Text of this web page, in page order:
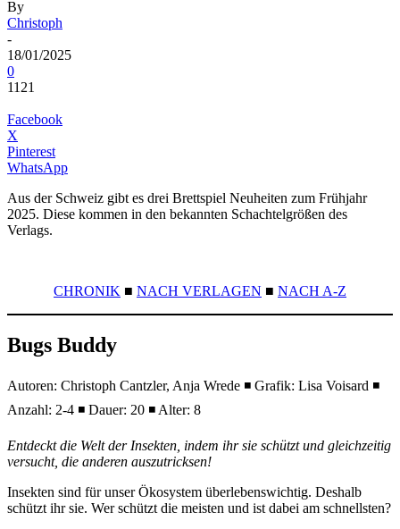
By
Christoph
-
18/01/2025
0
1121
Facebook
X
Pinterest
WhatsApp
Aus der Schweiz gibt es drei Brettspiel Neuheiten zum Frühjahr
2025. Diese kommen in den bekannten Schachtelgrößen des
Verlags.
CHRONIK ■ NACH VERLAGEN ■ NACH A-Z
Bugs Buddy
Autoren: Christoph Cantzler, Anja Wrede ◾ Grafik: Lisa Voisard ◾
Anzahl: 2-4 ◾ Dauer: 20 ◾ Alter: 8
Entdeckt die Welt der Insekten, indem ihr sie schützt und gleichzeitig
versucht, die anderen auszutricksen!
Insekten sind für unser Ökosystem überlebenswichtig. Deshalb
schützt ihr sie. Wer schützt die meisten und ist dabei am schnellsten?